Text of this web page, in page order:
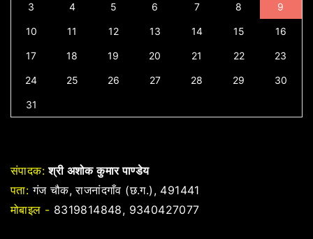
3 4 5 6 7 8 9
10 11 12 13 14 15 16
17 18 19 20 21 22 23
24 25 26 27 28 29 30
31
संपादक: श्री अशोक कुमार पाण्डेय
पता: गंज चौक, राजनांदगाँव (छ.ग.), 491441
मोबाइल - 8319814848, 9340427077